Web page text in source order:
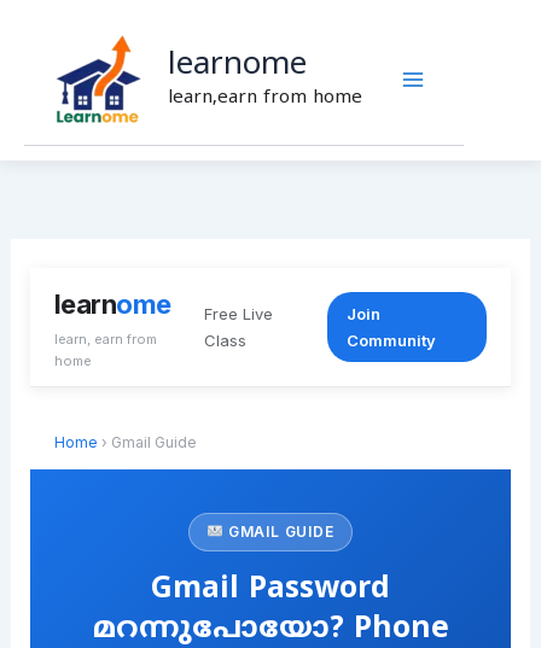
content
learnome
learn,earn from home
learnome
learn, earn from
home
Free Live
Class
Join
Community
Home › Gmail Guide
GMAIL GUIDE
Gmail Password
മറന്നുപോയോ? Phone